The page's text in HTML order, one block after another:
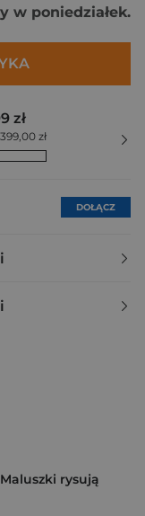
w poniedziałek.
zł
zł
DOŁĄCZ
rysują